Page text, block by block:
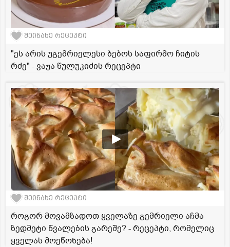
შეინახე რეცეპტი
"ეს არის უგემრიელესი ბებოს საფირმო ჩიტის
რძე" - ვაჟა წულუკიძის რეცეპტი
შეინახე რეცეპტი
როგორ მოვამზადოთ ყველაზე გემრიელი აჩმა
ზედმეტი წვალების გარეშე? - რეცეპტი, რომელიც
ყველას მოეწონება!